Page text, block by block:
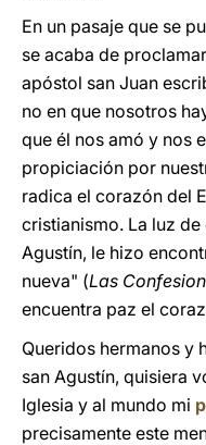
En un pasaje que se
se acaba de
apóstol san Juan
no en que nosotros
que él nos amó y nos
propiciación por
radica el corazón del
cristianismo. La luz
Agustín, le hizo
nueva" (Las
encuentra paz el
Queridos hermanos y
san Agustín, quisiera
Iglesia y al mundo mi
precisamente este